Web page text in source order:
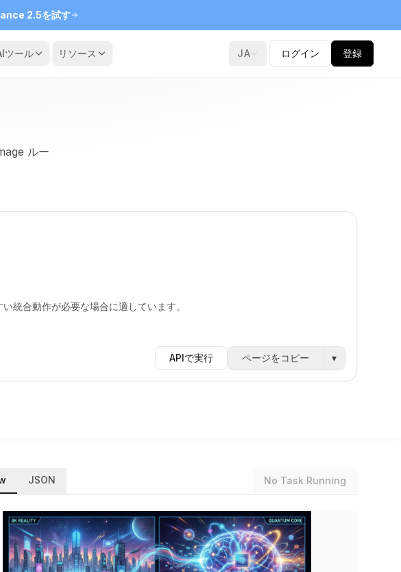
2.5を試す
ツール リソース JA ログイン 登録
ルー
統合動作が必要な場合に適しています。
APIで実行 ページをコピー ▾
JSON No Task Running